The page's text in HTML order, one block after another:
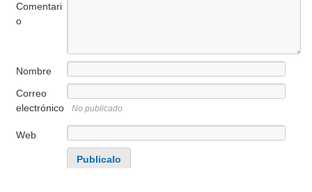
Comentari
o
Nombre
Correo
electrónico
No publicado
Web